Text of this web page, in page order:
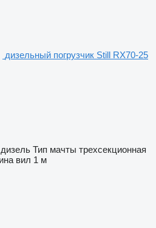
дизельный погрузчик Still RX70-25
дизель Тип мачты трехсекционная
вил 1 м